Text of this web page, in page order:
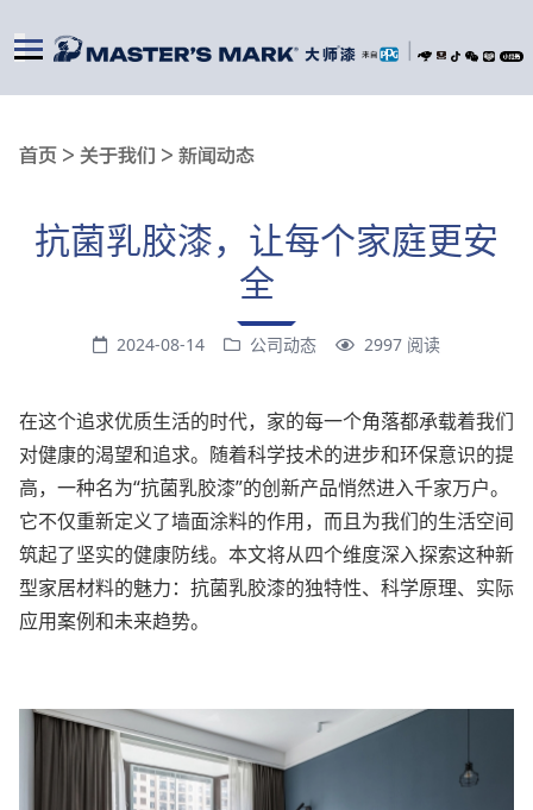
首页 > 关于我们 > 新闻动态
抗菌乳胶漆，让每个家庭更安
全
2024-08-14 公司动态 2997 阅读
在这个追求优质生活的时代，家的每一个角落都承载着我们
对健康的渴望和追求。随着科学技术的进步和环保意识的提
高，一种名为“抗菌乳胶漆”的创新产品悄然进入千家万户。
它不仅重新定义了墙面涂料的作用，而且为我们的生活空间
筑起了坚实的健康防线。本文将从四个维度深入探索这种新
型家居材料的魅力：抗菌乳胶漆的独特性、科学原理、实际
应用案例和未来趋势。